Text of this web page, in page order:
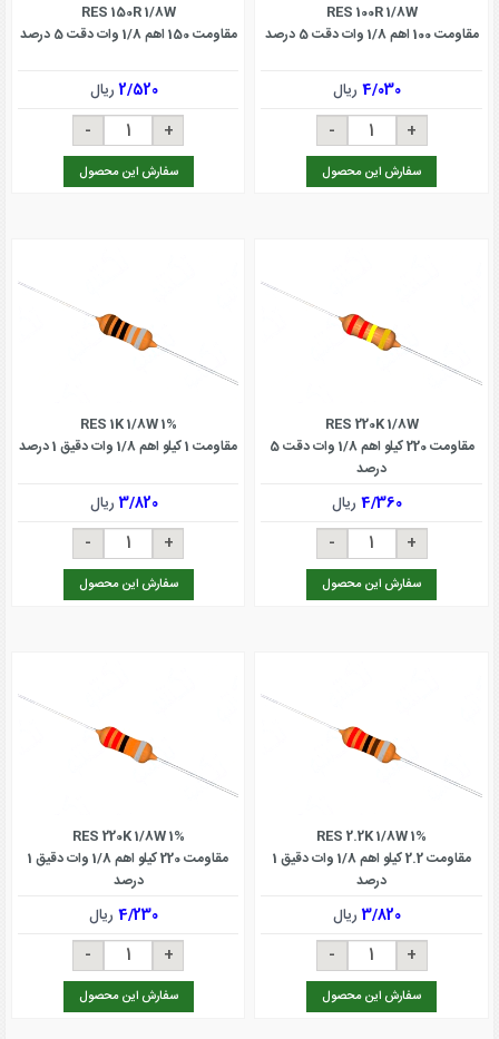
RES 100R 1/8W
مقاومت 100 اهم 1/8 وات دقت 5 درصد
4/030ریال
سفارش این محصول
RES 150R 1/8W
مقاومت 150 اهم 1/8 وات دقت 5 درصد
2/520ریال
سفارش این محصول
RES 220K 1/8W
مقاومت 220 کیلو اهم 1/8 وات دقت 5
درصد
4/360ریال
سفارش این محصول
RES 1K 1/8W 1%
مقاومت 1 کیلو اهم 1/8 وات دقیق 1 درصد
3/820ریال
سفارش این محصول
RES 2.2K 1/8W 1%
مقاومت 2.2 کیلو اهم 1/8 وات دقیق 1
درصد
3/820ریال
سفارش این محصول
RES 220K 1/8W 1%
مقاومت 220 کیلو اهم 1/8 وات دقیق 1
درصد
4/230ریال
سفارش این محصول